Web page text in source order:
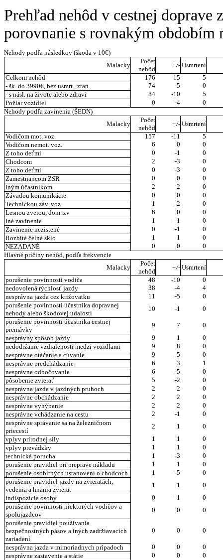
Prehľad nehôd v cestnej doprave
porovnanie s rovnakým
Nehody podľa následkov (škoda v 10€)
Malacky
Počet
nehôd
+/- Usmrtení
Celkom nehôd
176 -15
5
- šk. do 3990€, bez usmrt., zran.
74 5
0
- s násl. na živote alebo zdraví
84 -10
5
Požiar vozidiel
0 -4
0
Nehody podľa zavinenia (ŠEDN)
Malacky
Počet
nehôd
+/- Usmrtení
Vodičom mot. voz.
157 -11
5
Vodičom nemot. voz.
6 0
0
Z toho deťmi
0 -1
0
Chodcom
2 -3
0
Z toho deťmi
0 -3
0
Zamestnancom ZSR
0 0
0
Iným účastníkom
2 2
0
Závadou komunikácie
0 0
0
Technickou záv. voz.
1 -2
0
Lesnou zverou, dom. zv
6 0
0
Iné zavinenie
1 -1
0
Zavinenie nezistené
0 -1
0
Rozbité čelné sklo
1 1
0
NEZADANÉ
0 0
0
Hlavné príčiny nehôd, podľa frekvencie
Malacky
Počet
nehôd
+/- Usmrtení
porušenie povinnosti vodiča
48 -10
0
nedovolená rýchlosť jazdy
38 -4
4
nesprávna jazda cez križovatku
11 -5
0
porušenie povinnosti účastníka dopravnej
nehody alebo škodovej udalosti
10 -1
0
porušenie povinnosti účastníka cestnej
premávky
9 7
0
nesprávny spôsob jazdy
9 1
0
nedodržanie vzdialenosti medzi vozidlami
9 8
0
nesprávne otáčanie a cúvanie
9 -5
0
nesprávne predchádzanie
6 3
1
nesprávne odbočovanie
6 -5
0
pôsobenie zvierať
5 -2
0
nesprávna jazda v jazdných pruhoch
2 2
0
nesprávne obchádzanie
2 2
0
nesprávne vyhýbanie
2 2
0
nesprávne vchádzanie na cestu
2 -1
0
nesprávne správanie sa na železničnom
priecestí
2 1
0
vplyv prírodnej sily
1 1
0
vplyv prevádzky
1 1
0
technická porucha
1 -3
0
porušenie pravidiel pri preprave nákladu
1 1
0
porušenie osobitných ustanovení o chodcoch
1 -5
0
porušenie pravidiel jazdy na zvieratách,
vedenia a hnania zvierat
1 1
0
indispozícia osoby
0 -1
0
porušenie povinnosti niektorých vodičov a
spolujazdcov
0 0
0
porušenie pravidiel používania
bezpečnostných pásov a iných zadržiavacích
zariadení
0 0 0
nesprávna jazda v mimoriadnych prípadoch 0 0
0
nesprávne zastavenie a státie
0 0
0